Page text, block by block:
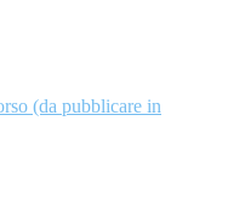
(da pubblicare in